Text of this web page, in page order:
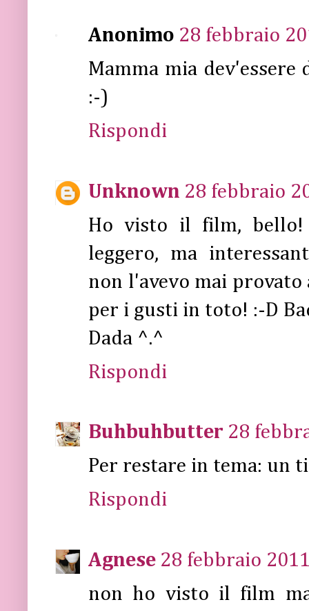
Anonimo 28 febbraio
Mamma mia
:-)
Rispondi
Unknown 28 febbraio
Ho visto il film, bello!
leggero, ma
non l'avevo mai
per i gusti in toto! :-D
Dada ^.^
Rispondi
Buhbuhbutter 28
Per restare in tema: un
Rispondi
Agnese 28 febbraio
non ho visto il film